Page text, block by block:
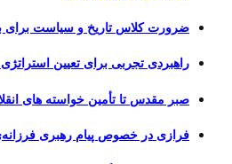
ضرورت کلاس تاریخ و سیاست برای
راهبردی تجربی برای تعیین
صبر مقدس تا تأمین خواسته های
فرازی در خصوص پیام رهبری